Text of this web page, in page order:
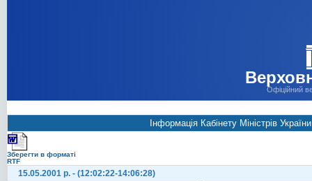
Офіційний
Інформація Кабінету Міністрів
Зберегти в форматі
RTF
15.05.2001 р. - (12:02:22-14:06:28)